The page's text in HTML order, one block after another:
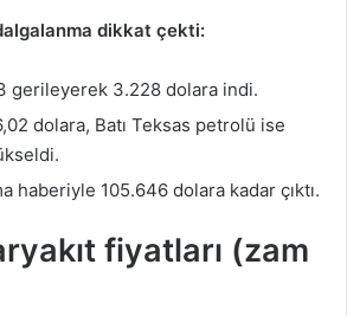
dikkat çekti:
gerileyerek 3.228 dolara indi.
dolara, Batı Teksas petrolü ise
haberiyle 105.646 dolara kadar çıktı.
fiyatları (zam